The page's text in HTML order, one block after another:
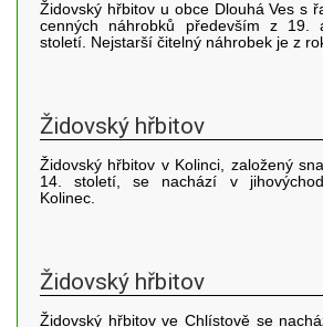
Židovský hřbitov u obce Dlouhá Ves s
cenných náhrobků především z 19.
století. Nejstarší čitelný náhrobek je z
Židovský hřbitov
Židovský hřbitov v Kolinci, založený
14. století, se nachází v
Kolinec.
Židovský hřbitov
Židovský hřbitov ve Chlístově se